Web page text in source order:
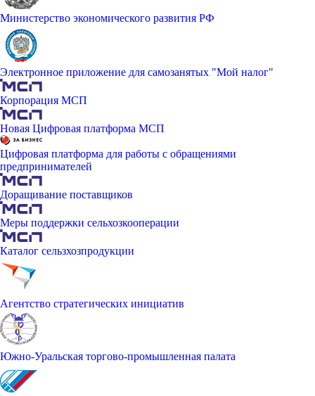
Министерство экономического развития РФ
Электронное приложение для самозанятых "Мой налог"
Корпорация МСП
Новая Цифровая платформа МСП
Цифровая платформа для работы с обращениями
предпринимателей
Доращивание поставщиков
Меры поддержки сельхозкооперации
Каталог сельзхозпродукции
Агентство стратегических инициатив
Южно-Уральская торгово-промышленная палата